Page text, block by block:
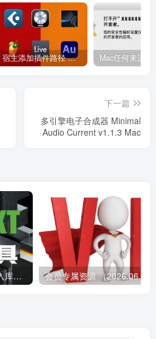
宿主添加插件路径 插件路径设置 VSTPlugins路径
下一篇
多引擎电子合成器 Minimal
Audio Current v1.1.3 Mac
Kontakt入库工具 康泰克入库教程